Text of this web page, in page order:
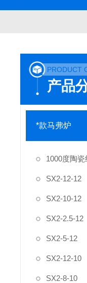
PRODUCT
产品
*款马弗炉
1000度陶
SX2-12-12
SX2-10-12
SX2-2.5-12
SX2-5-12
SX2-12-10
SX2-8-10